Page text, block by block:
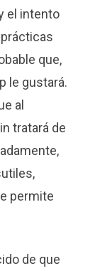
el intento
que,
le gustará.
al
tratará de
permite
de que